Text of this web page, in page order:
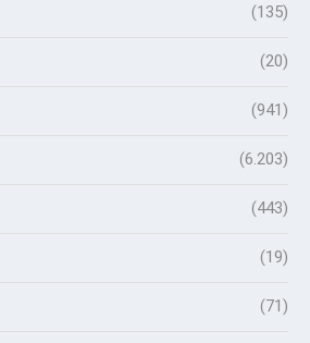
(135)
(20)
(941)
(6.203)
(443)
(19)
(71)